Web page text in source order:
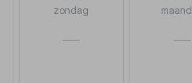
zondag
— —